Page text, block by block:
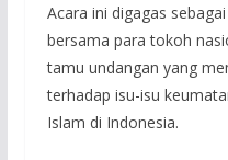
Acara ini digagas
bersama para tokoh
tamu undangan yang
terhadap isu-isu
Islam di Indonesia.